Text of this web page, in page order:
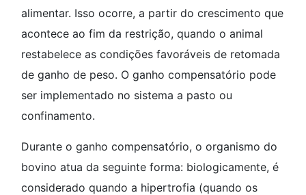
alimentar. Isso ocorre, a partir do crescimento que
acontece ao fim da restrição, quando o animal
restabelece as condições favoráveis de retomada
de ganho de peso. O ganho compensatório pode
ser implementado no sistema a pasto ou
confinamento.
Durante o ganho compensatório, o organismo do
bovino atua da seguinte forma: biologicamente, é
considerado quando a hipertrofia (quando os